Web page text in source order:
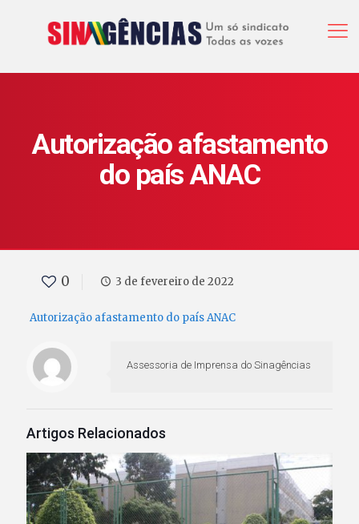
Autorização afastamento
do país ANAC
0 3 de fevereiro de 2022
Autorização afastamento do país ANAC
Assessoria de Imprensa do Sinagências
Artigos Relacionados